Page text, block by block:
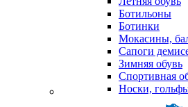
Ботильоны
Ботинки
Мокасины,
Сапоги
Зимняя обувь
Спортивная
Носки,